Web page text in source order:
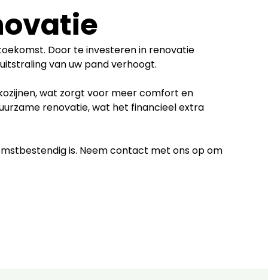
Door te investeren in renovatie
van uw pand verhoogt.
wat zorgt voor meer comfort en
renovatie, wat het financieel extra
is. Neem contact met ons op om